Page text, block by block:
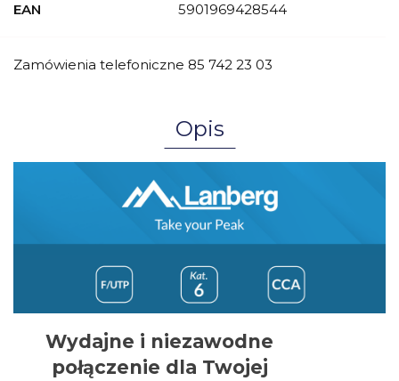
EAN 5901969428544
Zamówienia telefoniczne 85 742 23 03
Opis
Wydajne i niezawodne
połączenie dla Twojej